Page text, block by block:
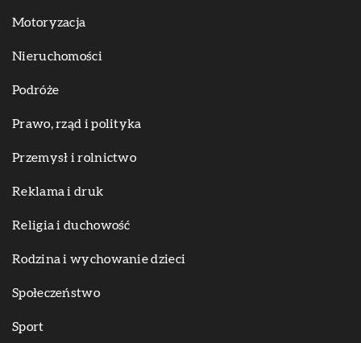
Motoryzacja
Nieruchomości
Podróże
Prawo, rząd i polityka
Przemysł i rolnictwo
Reklama i druk
Religia i duchowość
Rodzina i wychowanie dzieci
Społeczeństwo
Sport